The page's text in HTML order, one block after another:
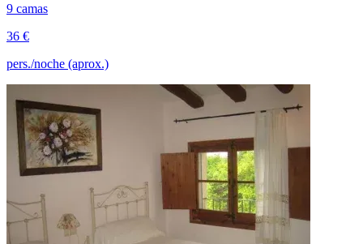
9 camas
36 €
pers./noche (aprox.)